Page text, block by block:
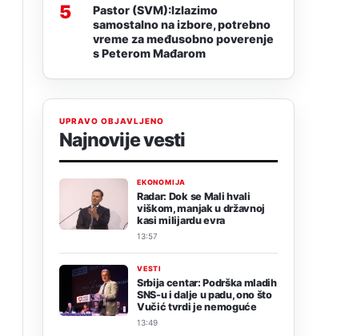
5
Pastor (SVM):Izlazimo
samostalno na izbore, potrebno
vreme za međusobno poverenje
s Peterom Mađarom
UPRAVO OBJAVLJENO
Najnovije vesti
EKONOMIJA
Radar: Dok se Mali hvali
viškom, manjak u državnoj
kasi milijardu evra
13:57
VESTI
Srbija centar: Podrška mladih
SNS-u i dalje u padu, ono što
Vučić tvrdi je nemoguće
13:49